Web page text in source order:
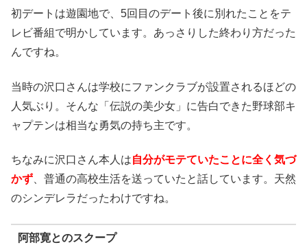
初デートは遊園地で、5回目のデート後に別れたことをテ
レビ番組で明かしています。あっさりした終わり方だった
んですね。
当時の沢口さんは学校にファンクラブが設置されるほどの
人気ぶり。そんな「伝説の美少女」に告白できた野球部キ
ャプテンは相当な勇気の持ち主です。
ちなみに沢口さん本人は自分がモテていたことに全く気づ
かず 、普通の高校生活を送っていたと話しています。天然
のシンデレラだったわけですね。
阿部寛とのスクープ